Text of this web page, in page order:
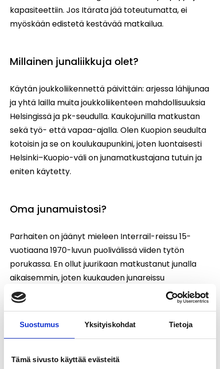
Suostumus Yksityiskohdat Tietoja
Tämä sivusto käyttää evästeitä
kapasiteettiin. Jos Itärata jää toteutumatta, ei
myöskään edistetä kestävää matkailua.
Millainen junaliikkuja olet?
Käytän joukkoliikennettä päivittäin: arjessa lähijunaa
ja yhtä lailla muita joukkoliikenteen mahdollisuuksia
Helsingissä ja pk-seudulla. Kaukojunilla matkustan
sekä työ- että vapaa-ajalla. Olen Kuopion seudulta
kotoisin ja se on koulukaupunkini, joten luontaisesti
Helsinki–Kuopio-väli on junamatkustajana tutuin ja
eniten käytetty.
Oma junamuistosi?
Parhaiten on jäänyt mieleen Interrail-reissu 15-
vuotiaana 1970-luvun puolivälissä viiden tytön
porukassa. En ollut juurikaan matkustanut junalla
aikaisemmin, joten kuukauden junareissu
Euroopassa oli merkittävä kokemus.
Mikä tekee Helsingistä erityisen?
Kasvavan kaupungin eri aikakausien kerrostumat eli